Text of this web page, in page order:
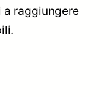
a raggiungere